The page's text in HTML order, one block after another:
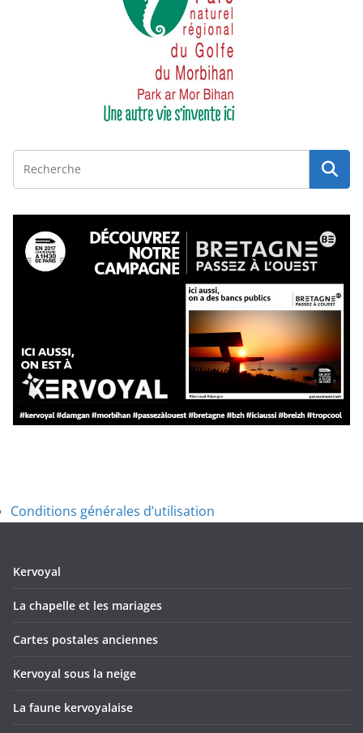
Conditions générales d’utilisation
Kervoyal
La chapelle et les mariages
Cartes postales anciennes
Kervoyal sous la neige
La faune kervoyalaise